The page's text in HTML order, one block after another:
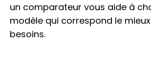
un comparateur vous aide à
modèle qui correspond le
besoins.